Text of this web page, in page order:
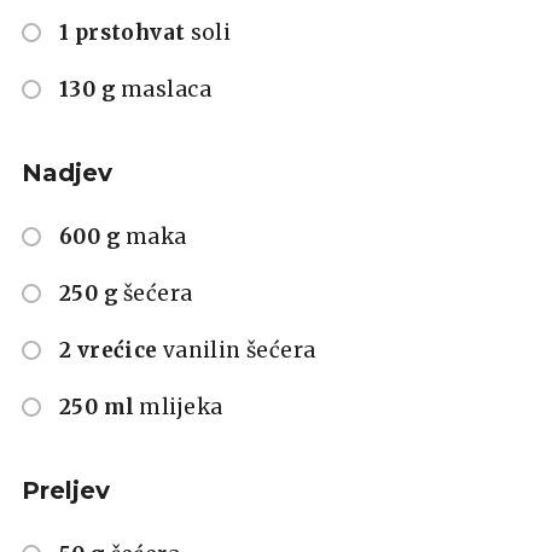
1 prstohvat soli
130 g maslaca
Nadjev
600 g maka
250 g šećera
2 vrećice vanilin šećera
250 ml mlijeka
Preljev